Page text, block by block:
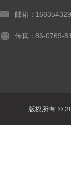
邮箱：
传真：86-0769-
版权所有 ©